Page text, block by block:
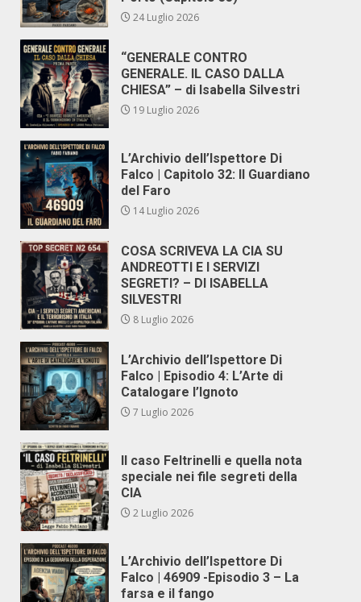
24 Luglio 2026
“GENERALE CONTRO
GENERALE. IL CASO DALLA
CHIESA” – di Isabella Silvestri
19 Luglio 2026
L’Archivio dell’Ispettore Di
Falco | Capitolo 32: Il Guardiano
del Faro
14 Luglio 2026
COSA SCRIVEVA LA CIA SU
ANDREOTTI E I SERVIZI
SEGRETI? – DI ISABELLA
SILVESTRI
8 Luglio 2026
L’Archivio dell’Ispettore Di
Falco | Episodio 4: L’Arte di
Catalogare l’Ignoto
7 Luglio 2026
Il caso Feltrinelli e quella nota
speciale nei file segreti della
CIA
2 Luglio 2026
L’Archivio dell’Ispettore Di
Falco | 46909 -Episodio 3 – La
farsa e il fango